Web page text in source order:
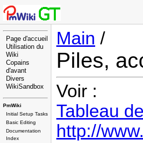
Page d'accueil
Utilisation du
Wiki
Copains
d'avant
Divers
WikiSandbox
PmWiki
Initial Setup Tasks
Basic Editing
Documentation
Index
Main /
Piles,
Voir :
Tableau
http://